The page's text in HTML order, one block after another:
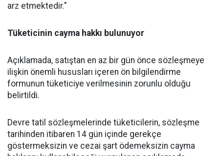
arz etmektedir."
Tüketicinin cayma hakkı bulunuyor
Açıklamada, satıştan en az bir gün önce sözleşmeye
ilişkin önemli hususları içeren ön bilgilendirme
formunun tüketiciye verilmesinin zorunlu olduğu
belirtildi.
Devre tatil sözleşmelerinde tüketicilerin, sözleşme
tarihinden itibaren 14 gün içinde gerekçe
göstermeksizin ve cezai şart ödemeksizin cayma